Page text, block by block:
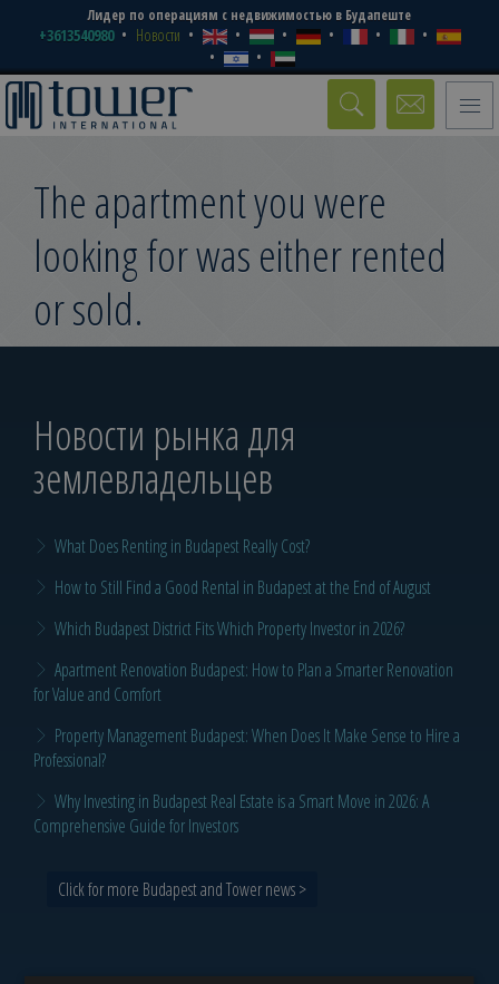
Лидер по операциям с недвижимостью в Будапеште
+3613540980 Новости
Toggle
The apartment you were
looking for was either rented
or sold.
Новости рынка для
землевладельцев
What Does Renting in Budapest Really Cost?
How to Still Find a Good Rental in Budapest at the End of August
Which Budapest District Fits Which Property Investor in 2026?
Apartment Renovation Budapest: How to Plan a Smarter Renovation
for Value and Comfort
Property Management Budapest: When Does It Make Sense to Hire a
Professional?
Why Investing in Budapest Real Estate is a Smart Move in 2026: A
Comprehensive Guide for Investors
Click for more Budapest and Tower news >